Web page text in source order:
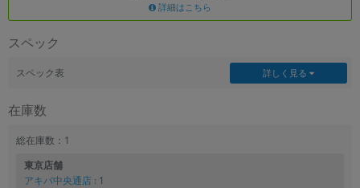
詳細はこちら
スペック
スペック表 詳しく見る
在庫数
総在庫数：1
東京店舗
アキバ中央通店 : 1